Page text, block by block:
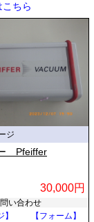
ちら
ジ
Pfeiffer
30,000円
い合わせ
【フォーム】